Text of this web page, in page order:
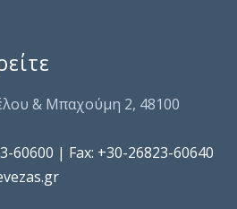
& Μπαχούμη 2, 48100
60600 | Fax: +30-26823-60640